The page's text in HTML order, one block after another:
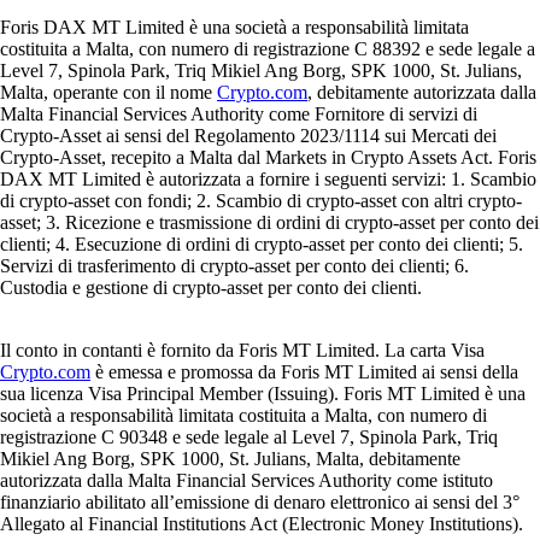
Foris DAX MT Limited è una società a responsabilità limitata
costituita a Malta, con numero di registrazione C 88392 e sede legale a
Level 7, Spinola Park, Triq Mikiel Ang Borg, SPK 1000, St. Julians,
Malta, operante con il nome Crypto.com, debitamente autorizzata dalla
Malta Financial Services Authority come Fornitore di servizi di
Crypto-Asset ai sensi del Regolamento 2023/1114 sui Mercati dei
Crypto-Asset, recepito a Malta dal Markets in Crypto Assets Act. Foris
DAX MT Limited è autorizzata a fornire i seguenti servizi: 1. Scambio
di crypto-asset con fondi; 2. Scambio di crypto-asset con altri crypto-
asset; 3. Ricezione e trasmissione di ordini di crypto-asset per conto dei
clienti; 4. Esecuzione di ordini di crypto-asset per conto dei clienti; 5.
Servizi di trasferimento di crypto-asset per conto dei clienti; 6.
Custodia e gestione di crypto-asset per conto dei clienti.
Il conto in contanti è fornito da Foris MT Limited. La carta Visa
Crypto.com è emessa e promossa da Foris MT Limited ai sensi della
sua licenza Visa Principal Member (Issuing). Foris MT Limited è una
società a responsabilità limitata costituita a Malta, con numero di
registrazione C 90348 e sede legale al Level 7, Spinola Park, Triq
Mikiel Ang Borg, SPK 1000, St. Julians, Malta, debitamente
autorizzata dalla Malta Financial Services Authority come istituto
finanziario abilitato all’emissione di denaro elettronico ai sensi del 3°
Allegato al Financial Institutions Act (Electronic Money Institutions).